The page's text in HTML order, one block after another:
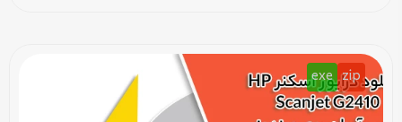
zip
exe